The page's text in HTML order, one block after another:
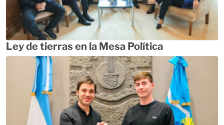
Ley de tierras en la Mesa Política